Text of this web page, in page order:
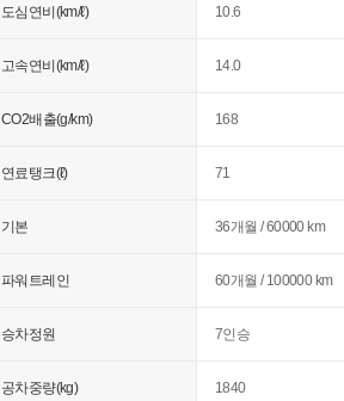
도심연비(km/ℓ) 10.6
고속연비(km/ℓ) 14.0
CO2배출(g/km) 168
연료탱크(ℓ) 71
기본 36개월 / 60000 km
파워트레인 60개월 / 100000 km
승차정원 7인승
공차중량(kg) 1840